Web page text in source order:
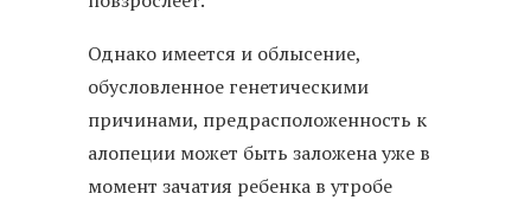
Однако имеется и облысение,
обусловленное генетическими
причинами, предрасположенность к
алопеции может быть заложена уже в
момент зачатия ребенка в утробе